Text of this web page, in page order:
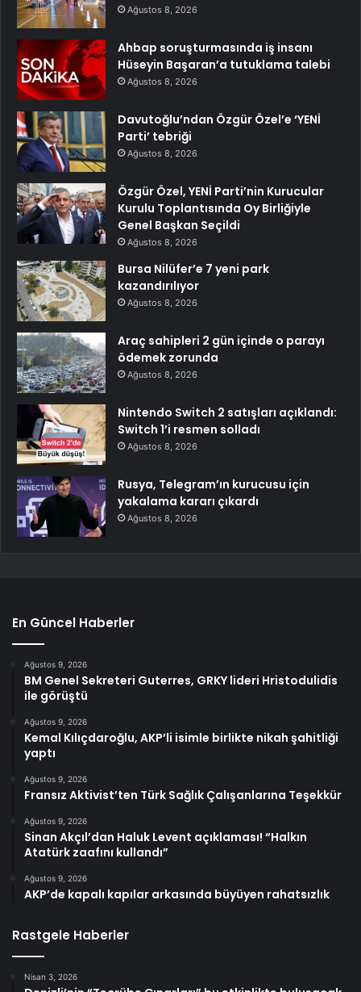
Ağustos 8, 2026
Ahbap soruşturmasında iş insanı
Hüseyin Başaran’a tutuklama talebi
Ağustos 8, 2026
Davutoğlu’ndan Özgür Özel’e ‘YENİ
Parti’ tebriği
Ağustos 8, 2026
Özgür Özel, YENİ Parti’nin Kurucular
Kurulu Toplantısında Oy Birliğiyle
Genel Başkan Seçildi
Ağustos 8, 2026
Bursa Nilüfer’e 7 yeni park
kazandırılıyor
Ağustos 8, 2026
Araç sahipleri 2 gün içinde o parayı
ödemek zorunda
Ağustos 8, 2026
Nintendo Switch 2 satışları açıklandı:
Switch 1’i resmen solladı
Ağustos 8, 2026
Rusya, Telegram’ın kurucusu için
yakalama kararı çıkardı
Ağustos 8, 2026
En Güncel Haberler
Ağustos 9, 2026
BM Genel Sekreteri Guterres, GRKY lideri Hristodulidis
ile görüştü
Ağustos 9, 2026
Kemal Kılıçdaroğlu, AKP’li isimle birlikte nikah şahitliği
yaptı
Ağustos 9, 2026
Fransız Aktivist’ten Türk Sağlık Çalışanlarına Teşekkür
Ağustos 9, 2026
Sinan Akçıl’dan Haluk Levent açıklaması! “Halkın
Atatürk zaafını kullandı”
Ağustos 9, 2026
AKP’de kapalı kapılar arkasında büyüyen rahatsızlık
Rastgele Haberler
Nisan 3, 2026